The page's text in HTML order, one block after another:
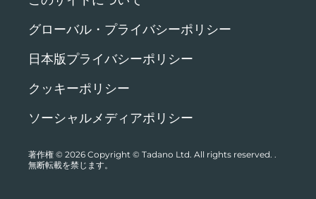
グローバル・プライバシーポリシー
日本版プライバシーポリシー
クッキーポリシー
ソーシャルメディアポリシー
著作権 © 2026 Copyright © Tadano Ltd. All rights reserved. .
無断転載を禁じます。